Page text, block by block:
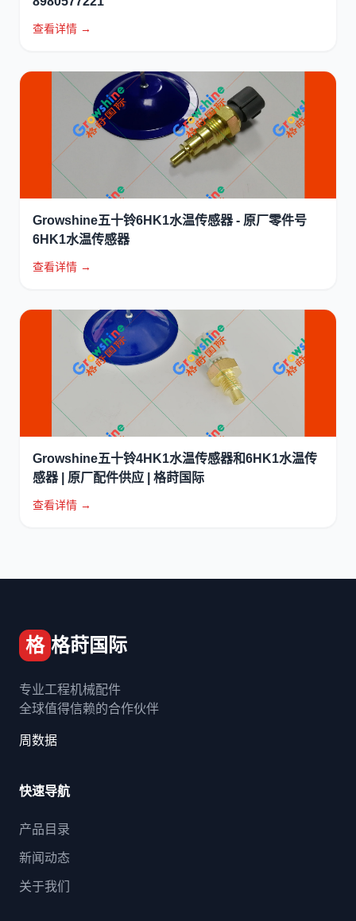
查看详情 →
Growshine五十铃6HK1水温传感器 - 原厂零件号
6HK1水温传感器
查看详情 →
Growshine五十铃4HK1水温传感器和6HK1水温传
感器 | 原厂配件供应 | 格莳国际
查看详情 →
格 格莳国际
专业工程机械配件
全球值得信赖的合作伙伴
周数据
快速导航
产品目录
新闻动态
关于我们